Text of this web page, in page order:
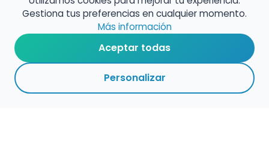
Buscador de Músicos
Encuentra Pianista Acompañante
Asesoría para músicos y docentes
Gestiona tus preferencias en cualquier momento.
Más información
Aceptar todas
Personalizar